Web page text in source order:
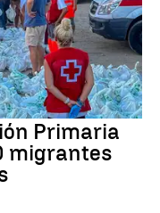
Primaria
migrantes